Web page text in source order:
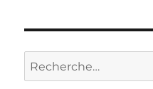
Recherche
pour :